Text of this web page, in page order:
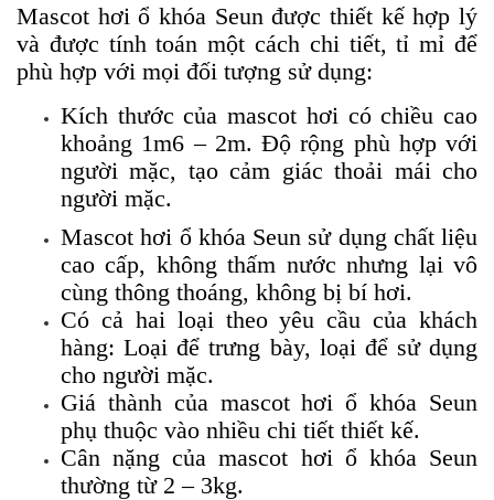
Mascot hơi ổ khóa Seun được thiết kế hợp lý
và được tính toán một cách chi tiết, tỉ mỉ để
phù hợp với mọi đối tượng sử dụng:
Kích thước của mascot hơi có chiều cao
khoảng 1m6 – 2m. Độ rộng phù hợp với
người mặc, tạo cảm giác thoải mái cho
người mặc.
Mascot hơi ổ khóa Seun sử dụng chất liệu
cao cấp, không thấm nước nhưng lại vô
cùng thông thoáng, không bị bí hơi.
Có cả hai loại theo yêu cầu của khách
hàng: Loại để trưng bày, loại để sử dụng
cho người mặc.
Giá thành của mascot hơi ổ khóa Seun
phụ thuộc vào nhiều chi tiết thiết kế.
Cân nặng của mascot hơi ổ khóa Seun
thường từ 2 – 3kg.